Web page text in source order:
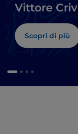
Vittore
Scopri di più